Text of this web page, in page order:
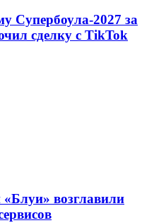
Супербоула-2027 за
сделку с TikTok
возглавили